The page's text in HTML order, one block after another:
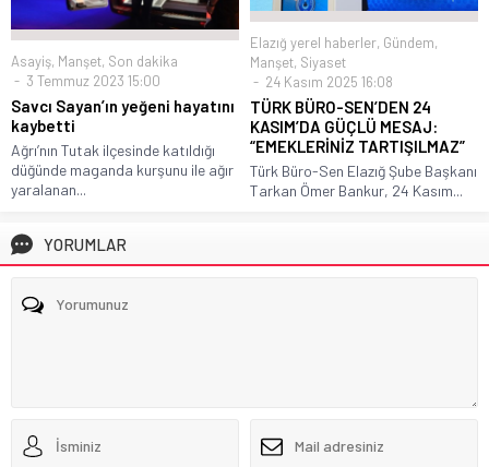
Asayiş, Manşet, Son dakika
3 Temmuz 2023 15:00
Savcı Sayan’ın yeğeni hayatını
kaybetti
Ağrı’nın Tutak ilçesinde katıldığı
düğünde maganda kurşunu ile ağır
yaralanan...
Elazığ yerel haberler, Gündem,
Manşet, Siyaset
24 Kasım 2025 16:08
TÜRK BÜRO-SEN’DEN 24
KASIM’DA GÜÇLÜ MESAJ:
“EMEKLERİNİZ TARTIŞILMAZ”
Türk Büro-Sen Elazığ Şube Başkanı
Tarkan Ömer Bankur, 24 Kasım...
YORUMLAR